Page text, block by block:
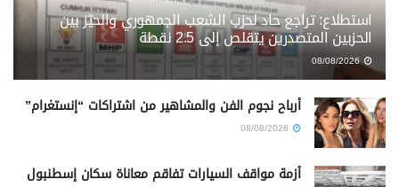
استطلاع: تراجع حاد لحزب الشعب الجمهوري والحيّز بين
الحزبين المتصدرين يتقلص إلى 2.5 نقطة
08/08/2026
أرباح نجوم الفن والمشاهير من اشتراكات “إنستغرام”
أزمة مواقف السيارات تفاقم معاناة سكان إسطنبول